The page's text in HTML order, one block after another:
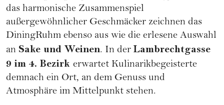
das harmonische Zusammenspiel
außergewöhnlicher Geschmäcker zeichnen das
DiningRuhm ebenso aus wie die erlesene Auswahl
an Sake und Weinen. In der Lambrechtgasse
9 im 4. Bezirk erwartet Kulinarikbegeisterte
demnach ein Ort, an dem Genuss und
Atmosphäre im Mittelpunkt stehen.